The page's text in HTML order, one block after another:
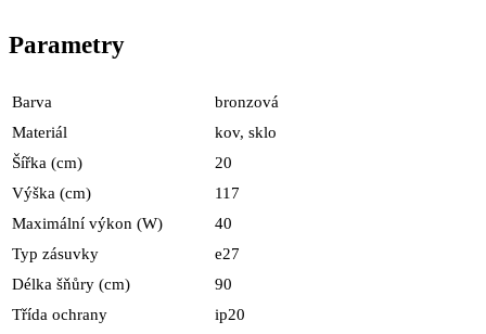
Parametry
Barva
bronzová
Materiál
kov, sklo
Šířka (cm)
20
Výška (cm)
117
Maximální výkon (W)
40
Typ zásuvky
e27
Délka šňůry (cm)
90
Třída ochrany
ip20